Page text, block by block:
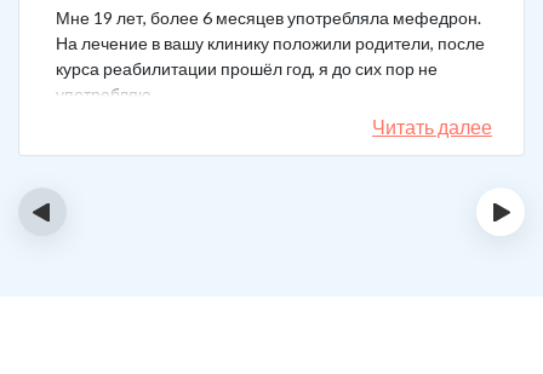
Мне 19 лет, более 6 месяцев употребляла мефедрон.
На лечение в вашу клинику положили родители, после
курса реабилитации прошёл год, я до сих пор не
употребляю.
Читать далее
‹ ›